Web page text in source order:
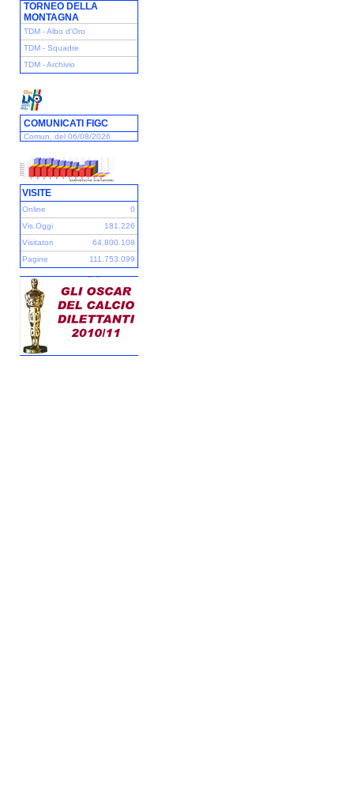
TORNEO DELLA
MONTAGNA
TDM - Albo d'Oro
TDM - Squadre
TDM - Archivio
COMUNICATI FIGC
Comun. del 06/08/2026
VISITE
Online
0
Vis.Oggi
181.226
Visitatori
64.800.108
Pagine
111.753.099